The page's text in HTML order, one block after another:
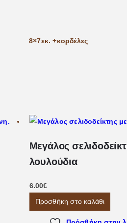
8×7εκ. +κορδέλες
Μεγάλος
λουλούδια
6.00€
Προσθήκη στο καλάθι